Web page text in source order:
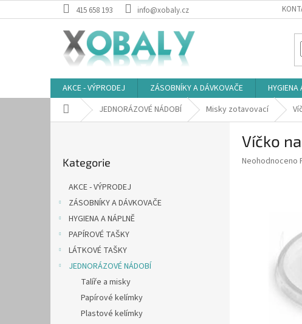
na
415 658 193 info@xobaly.cz
AKCE - VÝPRODEJ ZÁSOBNÍKY A DÁVKOVAČE HYGIENA
Domů JEDNORÁZOVÉ NÁDOBÍ Misky zotavovací
kategorie
Kategorie
AKCE - VÝPRODEJ
ZÁSOBNÍKY A DÁVKOVAČE
HYGIENA A NÁPLNĚ
PAPÍROVÉ TAŠKY
LÁTKOVÉ TAŠKY
JEDNORÁZOVÉ NÁDOBÍ
Talíře a misky
Papírové kelímky
Plastové kelímky
Víčko
Průměrné
Neohodnoceno